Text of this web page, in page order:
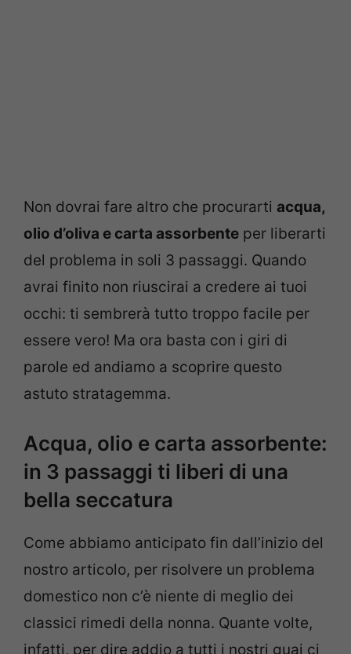
Non dovrai fare altro che procurarti acqua,
olio d’oliva e carta assorbente per liberarti
del problema in soli 3 passaggi. Quando
avrai finito non riuscirai a credere ai tuoi
occhi: ti sembrerà tutto troppo facile per
essere vero! Ma ora basta con i giri di
parole ed andiamo a scoprire questo
astuto stratagemma.
Acqua, olio e carta assorbente:
in 3 passaggi ti liberi di una
bella seccatura
Come abbiamo anticipato fin dall’inizio del
nostro articolo, per risolvere un problema
domestico non c’è niente di meglio dei
classici rimedi della nonna. Quante volte,
infatti, per dire addio a tutti i nostri guai ci